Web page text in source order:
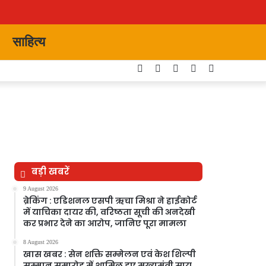
साहित्य
skin
Instagram
YouTube
Twitter
Facebook
बड़ी खबरें
9 August 2026
ब्रेकिंग : एडिशनल एसपी ऋचा मिश्रा ने हाईकोर्ट
में याचिका दायर की, वरिष्ठता सूची की अनदेखी
कर प्रभार देने का आरोप, जानिए पूरा मामला
8 August 2026
खास खबर : सेन शक्ति सम्मेलन एवं केश शिल्पी